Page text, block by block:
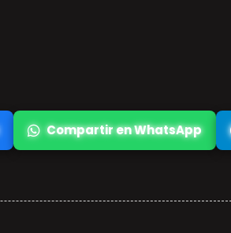
Compartir en WhatsApp